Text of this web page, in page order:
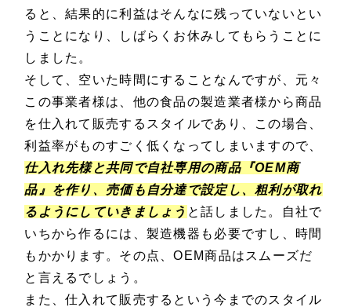
ると、結果的に利益はそんなに残っていないとい
うことになり、しばらくお休みしてもらうことに
しました。
そして、空いた時間にすることなんですが、元々
この事業者様は、他の食品の製造業者様から商品
を仕入れて販売するスタイルであり、この場合、
利益率がものすごく低くなってしまいますので、
仕入れ先様と共同で自社専用の商品『OEM商
品』を作り、売価も自分達で設定し、粗利が取れ
るようにしていきましょう と話しました。自社で
いちから作るには、製造機器も必要ですし、時間
もかかります。その点、OEM商品はスムーズだ
と言えるでしょう。
また、仕入れて販売するという今までのスタイル